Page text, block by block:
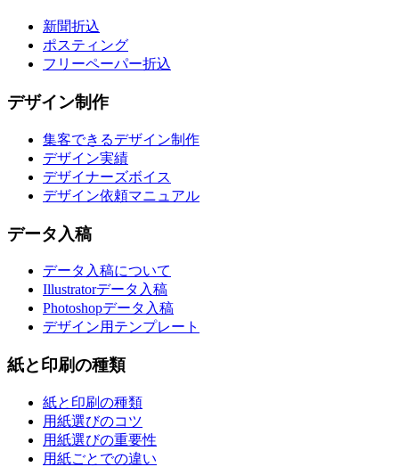
新聞折込
ポスティング
フリーペーパー折込
デザイン制作
集客できるデザイン制作
デザイン実績
デザイナーズボイス
デザイン依頼マニュアル
データ入稿
データ入稿について
Illustratorデータ入稿
Photoshopデータ入稿
デザイン用テンプレート
紙と印刷の種類
紙と印刷の種類
用紙選びのコツ
用紙選びの重要性
用紙ごとでの違い